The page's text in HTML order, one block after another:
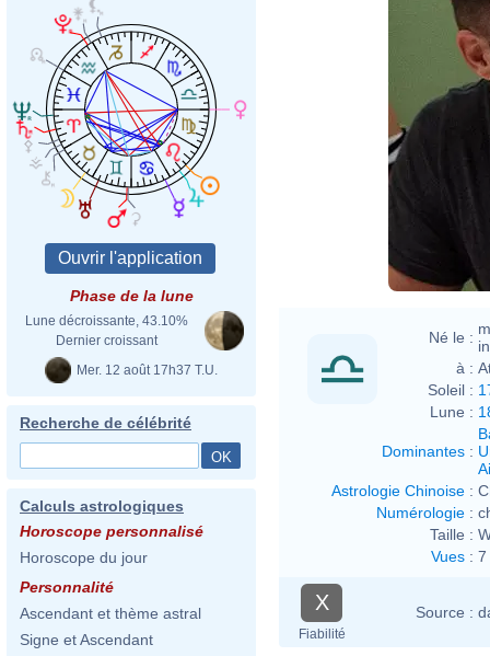
Phase de la lune
Lune décroissante, 43.10%
Dernier croissant
Mer. 12 août 17h37 T.U.
Recherche de célébrité
Calculs astrologiques
Horoscope personnalisé
Horoscope du jour
Personnalité
Ascendant et thème astral
Signe et Ascendant
Né le :
à :
Soleil :
Lune :
Dominantes :
Astrologie Chinoise :
Numérologie :
Taille :
Vues : 7
X
Fiabilité
Source :